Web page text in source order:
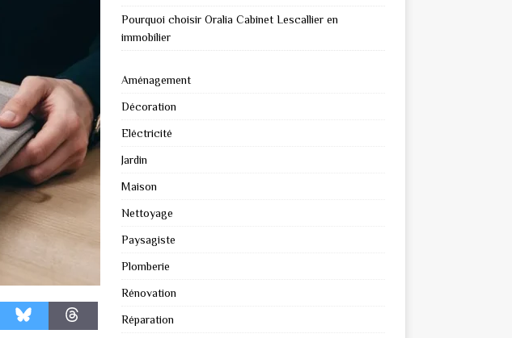
Pourquoi choisir Oralia Cabinet Lescallier en
immobilier
Aménagement
Décoration
Eléctricité
Jardin
Maison
Nettoyage
Paysagiste
Plomberie
Rénovation
Réparation